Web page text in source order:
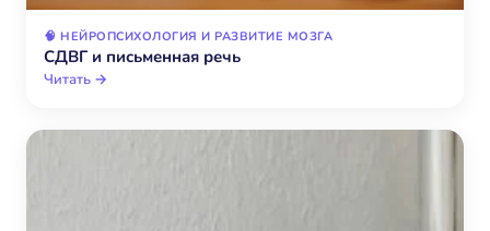
🧠 НЕЙРОПСИХОЛОГИЯ И РАЗВИТИЕ МОЗГА
СДВГ и письменная речь
Читать →